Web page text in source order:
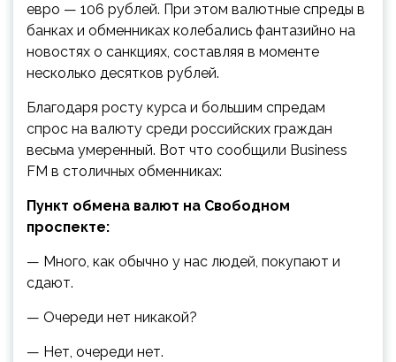
евро — 106 рублей. При этом валютные спреды в
банках и обменниках колебались фантазийно на
новостях о санкциях, составляя в моменте
несколько десятков рублей.
Благодаря росту курса и большим спредам
спрос на валюту среди российских граждан
весьма умеренный. Вот что сообщили Business
FM в столичных обменниках:
Пункт обмена валют на Свободном
проспекте:
— Много, как обычно у нас людей, покупают и
сдают.
— Очереди нет никакой?
— Нет, очереди нет.